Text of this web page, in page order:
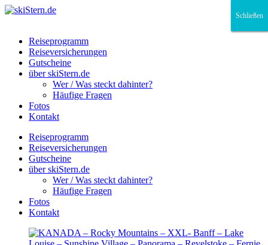
Reiseprogramm
Reiseversicherungen
Gutscheine
über skiStern.de
Wer / Was steckt dahinter?
Häufige Fragen
Fotos
Kontakt
Reiseprogramm
Reiseversicherungen
Gutscheine
über skiStern.de
Wer / Was steckt dahinter?
Häufige Fragen
Fotos
Kontakt
Schließen
Schließen
Schließen